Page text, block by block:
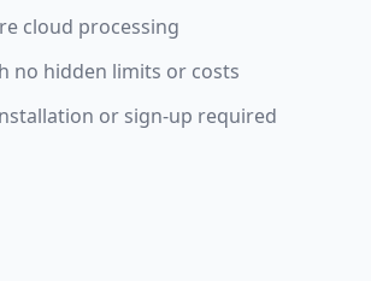
cloud processing
no hidden limits or costs
or sign-up required